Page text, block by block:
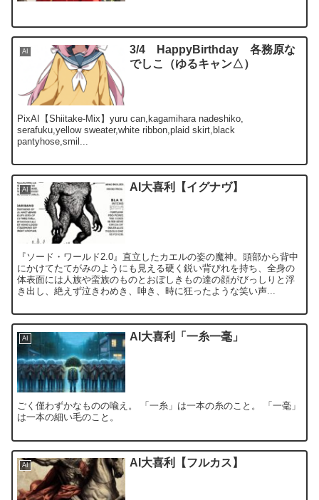
AI
3/4 HappyBirthday 各務原な
でしこ（ゆるキャン△）
PixAI【Shiitake-Mix】yuru can,kagamihara nadeshiko,
serafuku,yellow sweater,white ribbon,plaid skirt,black
pantyhose,smil...
AI AI大喜利【イグナヴ】
『ソード・ワールド2.0』直立したカエルの姿の魔神。頭部から背中
にかけてたてがみのようにも見える硬く鋭い背びれを持ち、全身の
体表面には人族や蛮族のものとおぼしきもの達の顔がびっしりと浮
き出し、絶えず泣きわめき、呻き、時に狂ったような笑い声...
AI AI大喜利「一糸一毫」
ごく僅わずかなものの喩え。 「一糸」は一本の糸のこと。 「一毫」
は一本の細い毛のこと。
AI AI大喜利【フルカス】